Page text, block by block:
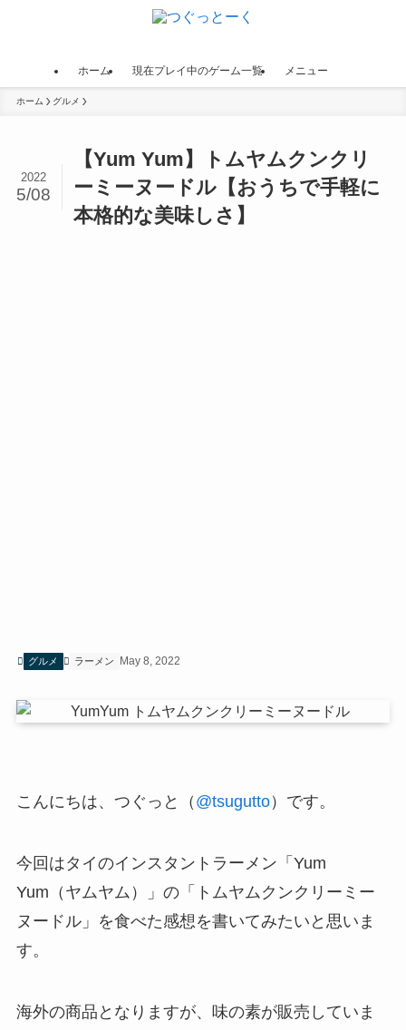
ホーム 現在プレイ中のゲーム一覧 メニュー
ホーム グルメ
【Yum Yum】トムヤムクンクリ
ーミーヌードル【おうちで手軽に
本格的な美味しさ】
2022
5/08
グルメ ラーメン May 8, 2022
こんにちは、つぐっと（ @tsugutto）です。
今回はタイのインスタントラーメン「Yum
Yum（ヤムヤム）」の「トムヤムクンクリーミー
ヌードル」を食べた感想を書いてみたいと思いま
す。
海外の商品となりますが、味の素が販売していま